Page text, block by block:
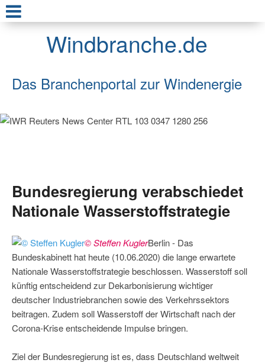
Windbranche.de
Das Branchenportal zur Windenergie
Bundesregierung verabschiedet
Nationale Wasserstoffstrategie
© Steffen KuglerBerlin - Das
Bundeskabinett hat heute (10.06.2020) die lange erwartete
Nationale Wasserstoffstrategie beschlossen. Wasserstoff soll
künftig entscheidend zur Dekarbonisierung wichtiger
deutscher Industriebranchen sowie des Verkehrssektors
beitragen. Zudem soll Wasserstoff der Wirtschaft nach der
Corona-Krise entscheidende Impulse bringen.
Ziel der Bundesregierung ist es, dass Deutschland weltweit